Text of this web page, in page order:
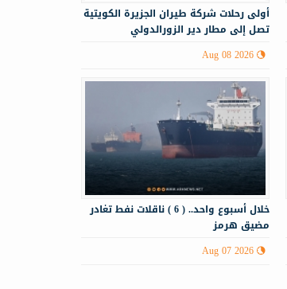
أولى رحلات شركة طيران الجزيرة الكويتية
تصل إلى مطار دير الزورالدولي
Aug 08 2026
خلال أسبوع واحد.. ( 6 ) ناقلات نفط تغادر
مضيق هرمز
Aug 07 2026